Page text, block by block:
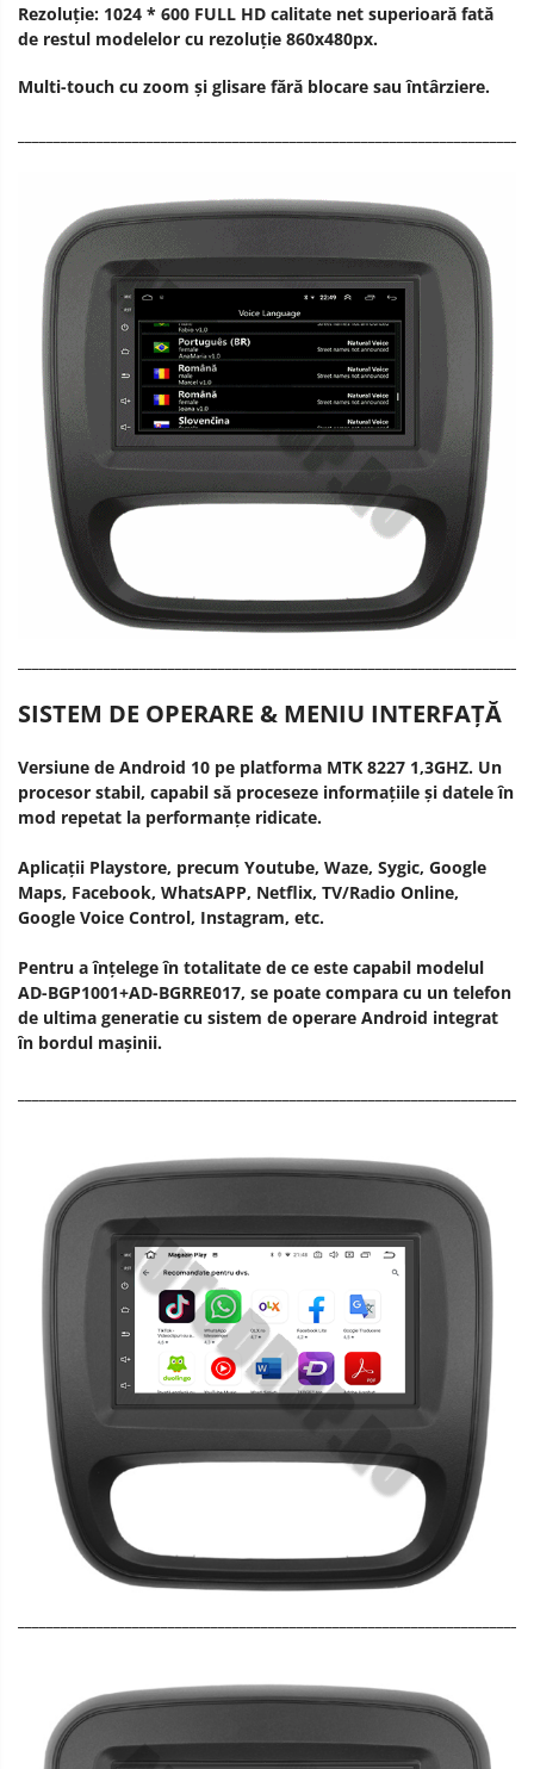
Rezoluție: 1024 * 600 FULL HD calitate net superioară fată
de restul modelelor cu rezoluție 860x480px.
Multi-touch cu zoom și glisare fără blocare sau întârziere.
SISTEM DE OPERARE & MENIU INTERFAȚĂ
Versiune de Android 10 pe platforma MTK 8227 1,3GHZ. Un
procesor stabil, capabil să proceseze informațiile și datele în
mod repetat la performanțe ridicate.
Aplicații Playstore, precum Youtube, Waze, Sygic, Google
Maps, Facebook, WhatsAPP, Netflix, TV/Radio Online,
Google Voice Control, Instagram, etc.
Pentru a înțelege în totalitate de ce este capabil modelul
AD-BGP1001+AD-BGRRE017, se poate compara cu un telefon
de ultima generatie cu sistem de operare Android integrat
în bordul mașinii.